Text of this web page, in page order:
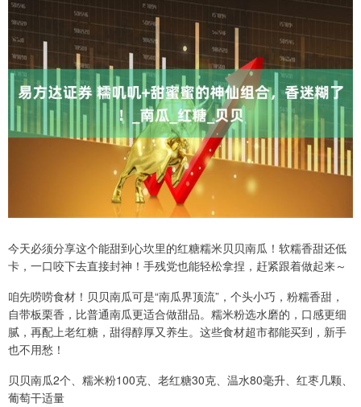
今天必须分享这个能甜到心坎里的红糖糯米贝贝南瓜！软糯香甜还低
卡，一口咬下去直接封神！手残党也能轻松拿捏，赶紧跟着做起来～
咱先唠唠食材！贝贝南瓜可是“南瓜界顶流”，个头小巧，粉糯香甜，
自带板栗香，比普通南瓜更适合做甜品。糯米粉选水磨的，口感更细
腻，再配上老红糖，甜得醇厚又养生。这些食材超市都能买到，新手
也不用愁！
贝贝南瓜2个、糯米粉100克、老红糖30克、温水80毫升、红枣几颗、
葡萄干适量